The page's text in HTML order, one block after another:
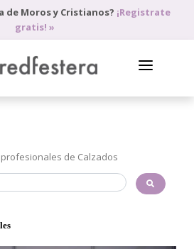
de Moros y Cristianos? ¡Registrate
gratis! »
de Calzados